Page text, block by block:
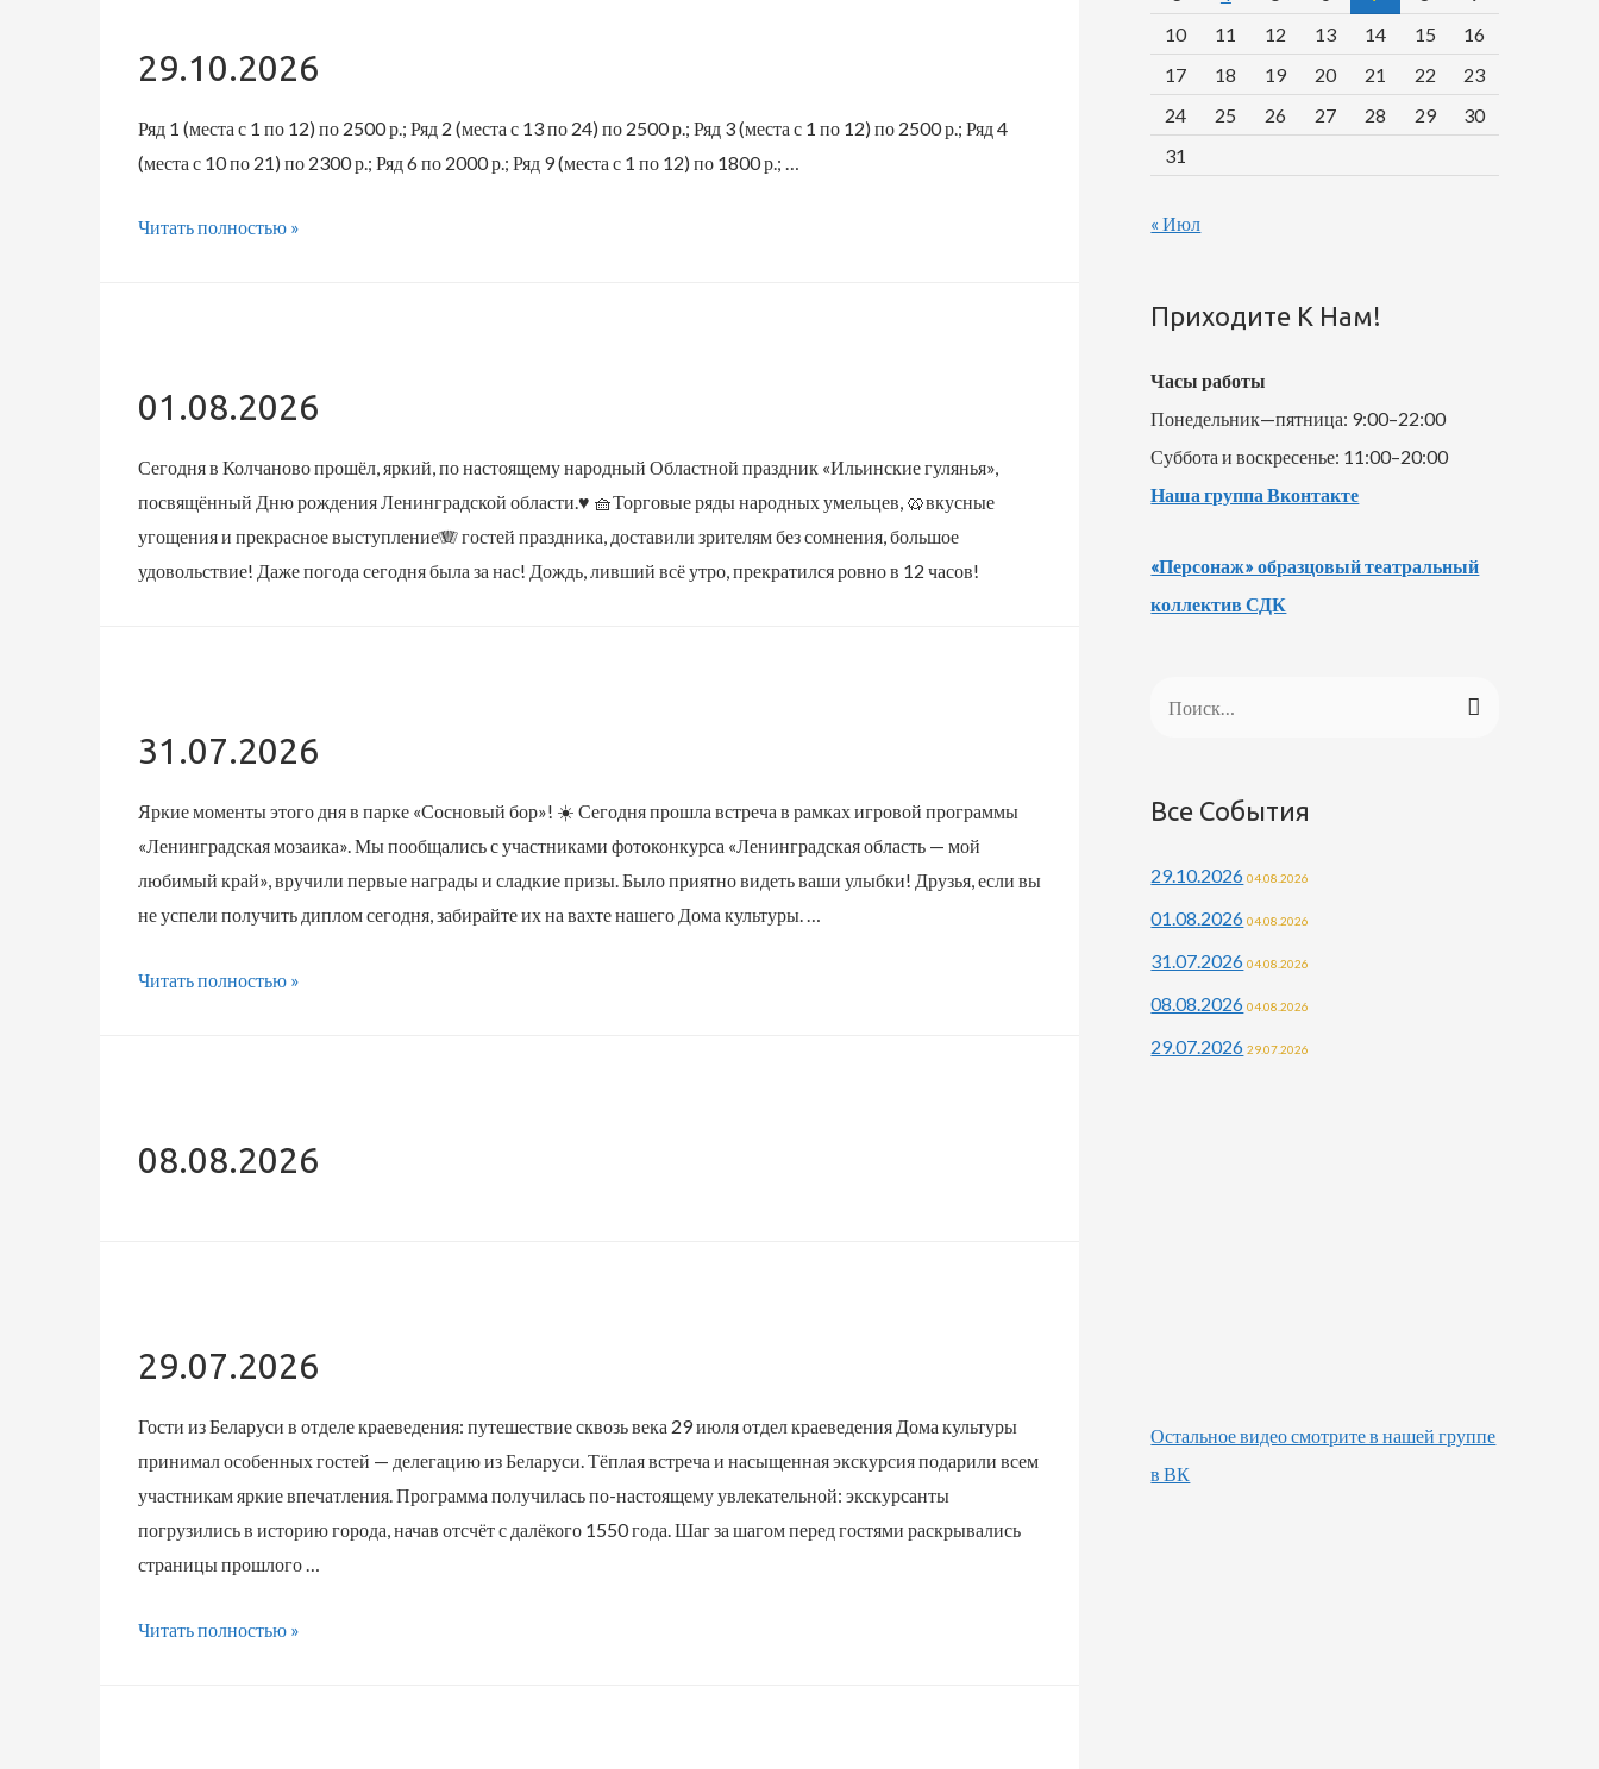
29.10.2026
Ряд 1 (места с 1 по 12) по 2500 р.; Ряд 2 (места с 13 по 24) по 2500 р.; Ряд 3 (места с 1 по 12) по 2500 р.; Ряд 4
(места с 10 по 21) по 2300 р.; Ряд 6 по 2000 р.; Ряд 9 (места с 1 по 12) по 1800 р.; …
29.10.2026
Читать полностью »
01.08.2026
Сегодня в Колчаново прошёл, яркий, по настоящему народный Областной праздник «Ильинские гулянья»,
посвящённый Дню рождения Ленинградской области.♥️ 🧺Торговые ряды народных умельцев, 🥨вкусные
угощения и прекрасное выступление🪗 гостей праздника, доставили зрителям без сомнения, большое
удовольствие! Даже погода сегодня была за нас! Дождь, ливший всё утро, прекратился ровно в 12 часов!
31.07.2026
Яркие моменты этого дня в парке «Сосновый бор»! ☀️ Сегодня прошла встреча в рамках игровой программы
«Ленинградская мозаика». Мы пообщались с участниками фотоконкурса «Ленинградская область — мой
любимый край», вручили первые награды и сладкие призы. Было приятно видеть ваши улыбки! Друзья, если вы
не успели получить диплом сегодня, забирайте их на вахте нашего Дома культуры. …
31.07.2026
Читать полностью »
08.08.2026
29.07.2026
Гости из Беларуси в отделе краеведения: путешествие сквозь века 29 июля отдел краеведения Дома культуры
принимал особенных гостей — делегацию из Беларуси. Тёплая встреча и насыщенная экскурсия подарили всем
участникам яркие впечатления. Программа получилась по-настоящему увлекательной: экскурсанты
погрузились в историю города, начав отсчёт с далёкого 1550 года. Шаг за шагом перед гостями раскрывались
страницы прошлого …
29.07.2026
Читать полностью »
10
11 12 13 14 15
16
17
18 19 20 21 22
23
24
25 26 27 28 29
30
31
« Июл
Приходите К Нам!
Часы работы
Понедельник—пятница: 9:00–22:00
Суббота и воскресенье: 11:00–20:00
Наша группа Вконтакте
«Персонаж» образцовый театральный
коллектив СДК
т
:
Все События
29.10.2026 04.08.2026
01.08.2026 04.08.2026
31.07.2026 04.08.2026
08.08.2026 04.08.2026
29.07.2026 29.07.2026
Остальное видео смотрите в нашей группе
в ВК